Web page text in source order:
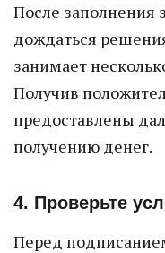
После заполнения
дождаться
занимает
Получив
предоставлены
получению денег.
4. Проверьте
Перед